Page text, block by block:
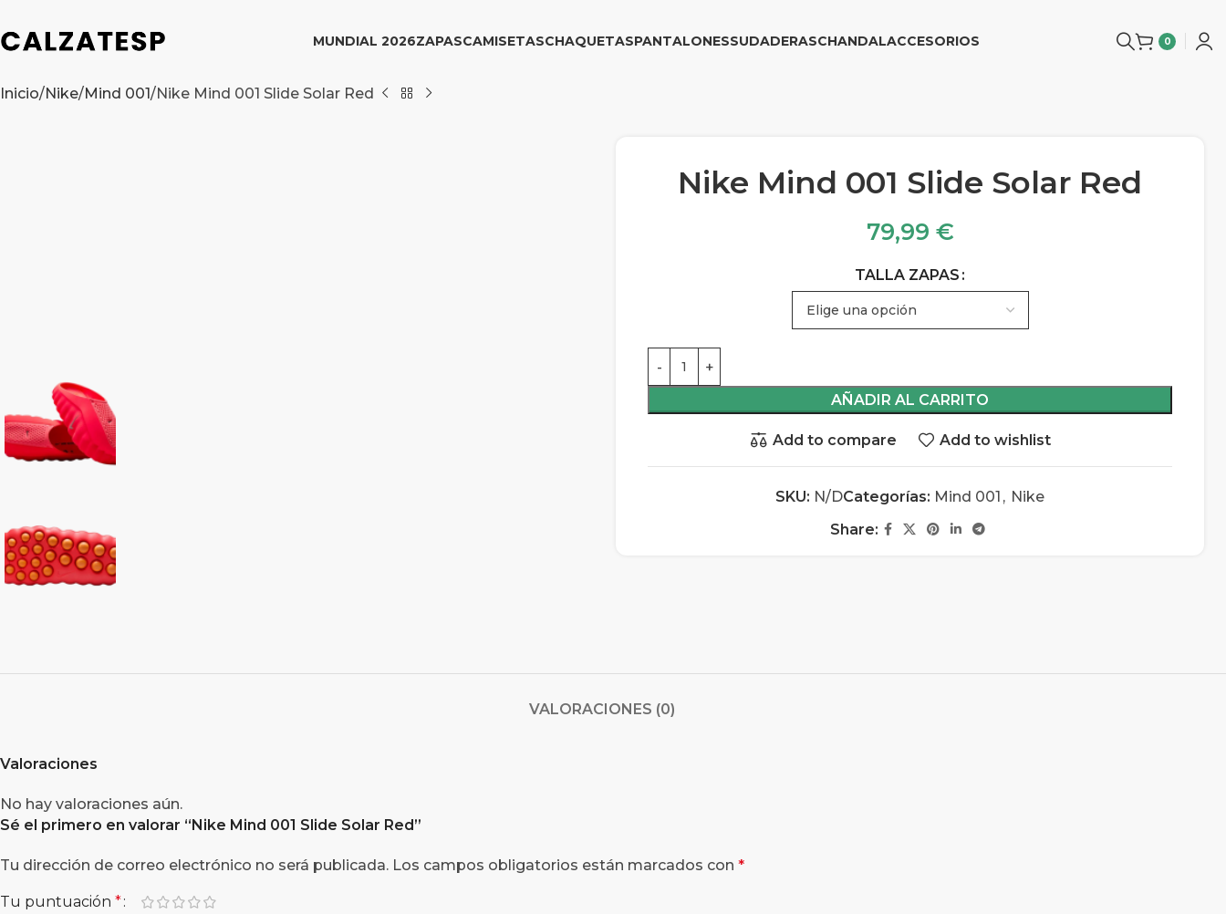
MUNDIAL 2026ZAPASCAMISETASCHAQUETASPANTALONESSUDADERASCHANDALACCESORIOS 0
Inicio Nike Mind 001 Nike Mind 001 Slide Solar Red
Nike Mind 001 Slide Solar Red
79,99 €
TALLA ZAPAS
AÑADIR AL CARRITO
Add to compare Add to wishlist
SKU: N/DCategorías: Mind 001 , Nike
Share:
VALORACIONES (0)
Valoraciones
No hay valoraciones aún.
Sé el primero en valorar “Nike Mind 001 Slide Solar Red”
Tu dirección de correo electrónico no será publicada. Los campos obligatorios están marcados con *
Tu puntuación *